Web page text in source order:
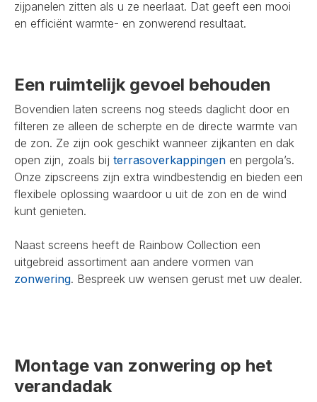
zijpanelen zitten als u ze neerlaat. Dat geeft een mooi
en efficiënt warmte- en zonwerend resultaat.
Een ruimtelijk gevoel behouden
Bovendien laten screens nog steeds daglicht door en
filteren ze alleen de scherpte en de directe warmte van
de zon. Ze zijn ook geschikt wanneer zijkanten en dak
open zijn, zoals bij terrasoverkappingen en pergola’s.
Onze zipscreens zijn extra windbestendig en bieden een
flexibele oplossing waardoor u uit de zon en de wind
kunt genieten.
Naast screens heeft de Rainbow Collection een
uitgebreid assortiment aan andere vormen van
zonwering. Bespreek uw wensen gerust met uw dealer.
Montage van zonwering op het
verandadak